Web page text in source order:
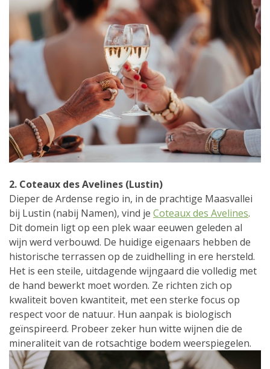
2. Coteaux des Avelines (Lustin)
Dieper de Ardense regio in, in de prachtige Maasvallei
bij Lustin (nabij Namen), vind je Coteaux des Avelines.
Dit domein ligt op een plek waar eeuwen geleden al
wijn werd verbouwd. De huidige eigenaars hebben de
historische terrassen op de zuidhelling in ere hersteld.
Het is een steile, uitdagende wijngaard die volledig met
de hand bewerkt moet worden. Ze richten zich op
kwaliteit boven kwantiteit, met een sterke focus op
respect voor de natuur. Hun aanpak is biologisch
geïnspireerd. Probeer zeker hun witte wijnen die de
mineraliteit van de rotsachtige bodem weerspiegelen.